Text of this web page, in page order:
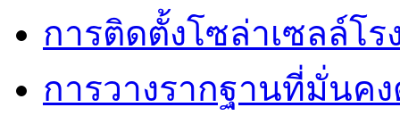
การติดตั้งโซล่าเซลล์โ
การวางรากฐานที่มั่นค